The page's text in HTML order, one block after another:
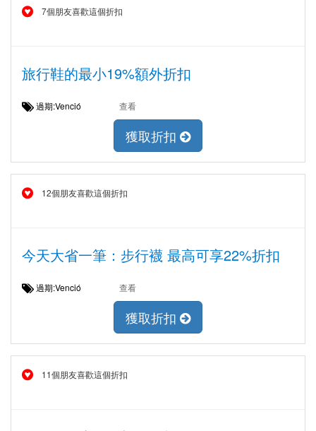
7個朋友喜歡這個折扣
旅行鞋的最小19%額外折扣
過期:Venció 查看
獲取折扣
12個朋友喜歡這個折扣
今天大省一筆：步行襪 最高可享22%折扣
過期:Venció 查看
獲取折扣
11個朋友喜歡這個折扣